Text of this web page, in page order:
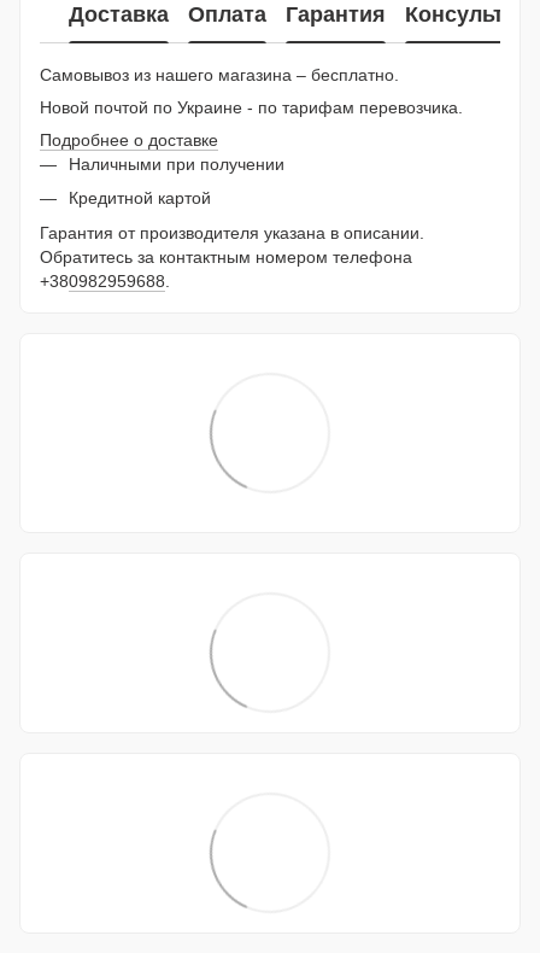
Доставка Оплата Гарантия
Самовывоз из нашего магазина – бесплатно.
Новой почтой по Украине - по тарифам перевозчика.
Подробнее о доставке
Наличными при получении
Кредитной картой
Гарантия от производителя указана в описании.
Обратитесь за контактным номером телефона
+380982959688